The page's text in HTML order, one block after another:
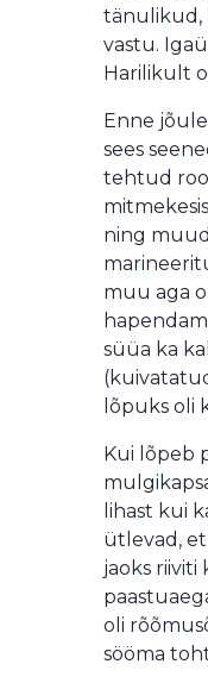
tänulikud,
vastu.
Harilikult
Enne
sees
tehtud
ning
muu aga
süüa ka
lõpuks oli
Kui lõpeb
lihast kui
ütlevad, et
jaoks riiviti
oli
sööma